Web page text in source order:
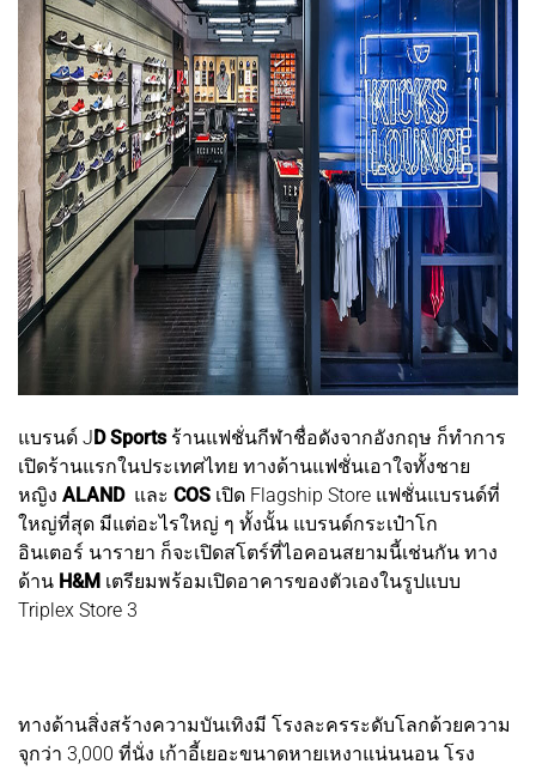
แบรนด์ JD Sportsร้านแฟชั่นกีฬาชื่อดังจากอังกฤษ ก็ทำการ
เปิดร้านแรกในประเทศไทย ทางด้านแฟชั่นเอาใจทั้งชาย
หญิง ALANDและ COS เปิด Flagship Store แฟชั่นแบรนด์ที่
ใหญ่ที่สุด มีแต่อะไรใหญ่ ๆ ทั้งนั้น แบรนด์กระเป๋าโก
อินเตอร์ นารายา ก็จะเปิดสโตร์ที่ไอคอนสยามนี้เช่นกัน ทาง
ด้าน H&M เตรียมพร้อมเปิดอาคารของตัวเองในรูปแบบ
Triplex Store 3
ทางด้านสิ่งสร้างความบันเทิงมี โรงละครระดับโลกด้วยความ
จุกว่า 3,000 ที่นั่ง เก้าอี้เยอะขนาดหายเหงาแน่นนอน โรง